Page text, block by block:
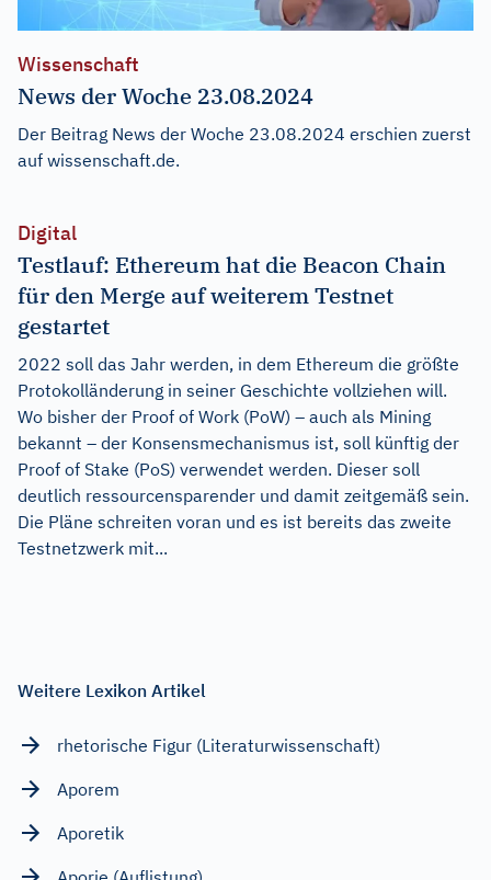
Wissenschaft
News der Woche 23.08.2024
Der Beitrag News der Woche 23.08.2024 erschien zuerst
auf wissenschaft.de.
Digital
Testlauf: Ethereum hat die Beacon Chain
für den Merge auf weiterem Testnet
gestartet
2022 soll das Jahr werden, in dem Ethereum die größte
Protokolländerung in seiner Geschichte vollziehen will.
Wo bisher der Proof of Work (PoW) – auch als Mining
bekannt – der Konsensmechanismus ist, soll künftig der
Proof of Stake (PoS) verwendet werden. Dieser soll
deutlich ressourcensparender und damit zeitgemäß sein.
Die Pläne schreiten voran und es ist bereits das zweite
Testnetzwerk mit...
Weitere Lexikon Artikel
rhetorische Figur (Literaturwissenschaft)
Aporem
Aporetik